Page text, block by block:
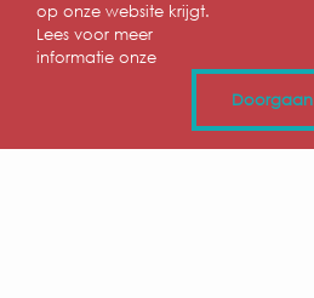
op onze website krijgt.
Lees voor meer
informatie onze
Doorgaan